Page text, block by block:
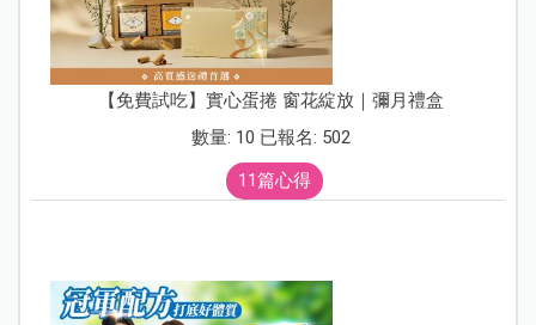
【免費試吃】實心蛋捲 窗花綻放｜彌月禮盒
數量: 10 已報名: 502
11篇心得